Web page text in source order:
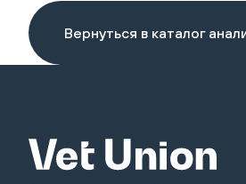
Вернуться в каталог